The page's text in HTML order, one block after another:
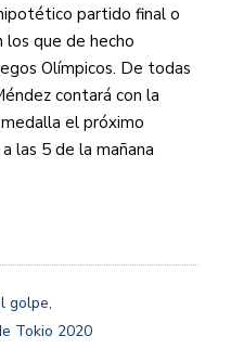
partido final o
que de hecho
Olímpicos. De todas
contará con la
el próximo
las 5 de la mañana